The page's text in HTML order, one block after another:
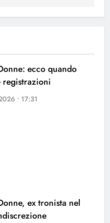
ecco quando
• 17:31
ex tronista nel